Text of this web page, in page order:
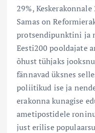
29%,
Samas on
protsendipunktini ja
Eesti200 pooldajate
õhust tühjaks
fännavad üksnes
poliitikud ise ja
erakonna kunagise
ametipostidele
just erilise